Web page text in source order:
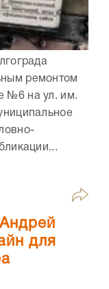
ремонтом
№6 на ул. им.
для